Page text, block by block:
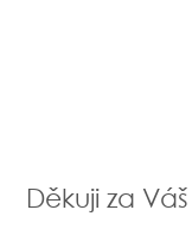
Děkuji za